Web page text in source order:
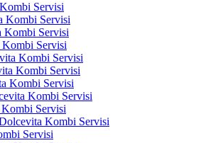
Servisi
Kombi Servisi
Kombi Servisi
Servisi
Kombi Servisi
Kombi Servisi
Kombi Servisi
Kombi Servisi
Servisi
Kombi Servisi
Servisi